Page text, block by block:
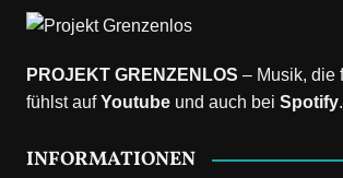
PROJEKT GRENZENLOS – Musik, die
fühlst aufYoutube und auch bei Spotify.
INFORMATIONEN